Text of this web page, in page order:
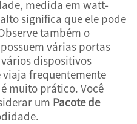
medida em watt-
significa que ele pode
também o
várias portas
dispositivos
viaja frequentemente
muito prático. Você
um Pacote de